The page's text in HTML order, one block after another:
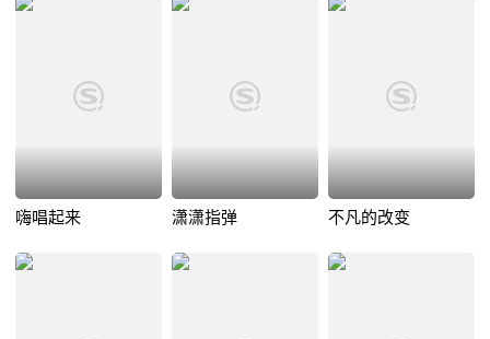
嗨唱起来 潇潇指弹 不凡的改变